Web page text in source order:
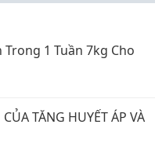
Trong 1 Tuần 7kg Cho
TĂNG HUYẾT ÁP VÀ